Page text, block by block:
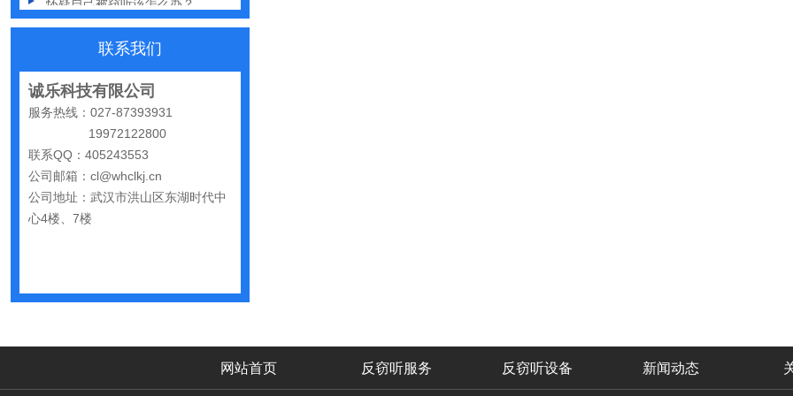
反窃听中有哪些常见的误区
出门在外，你还敢随手连WiFi吗
网购“反窃听神器”为何总翻车？
反窃听检测的用处
办公室哪些东西暗藏窃密风险
哪些公司最容易被盯上？该如何反窃听
手机反窃听：这3个反常信号一定要关注
联系我们
诚乐科技有限公司
服务热线：027-87393931
19972122800
联系QQ：405243553
公司邮箱：cl@whclkj.cn
公司地址：武汉市洪山区东湖时代中
心4楼、7楼
网站首页 反窃听服务 反窃听设备 新闻动态